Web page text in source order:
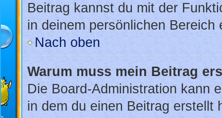
Beitrag kannst du mit der
in deinem persönlichen Bereich
Nach oben
Warum muss mein Beitrag
Die Board-Administration kann
in dem du einen Beitrag erstellt